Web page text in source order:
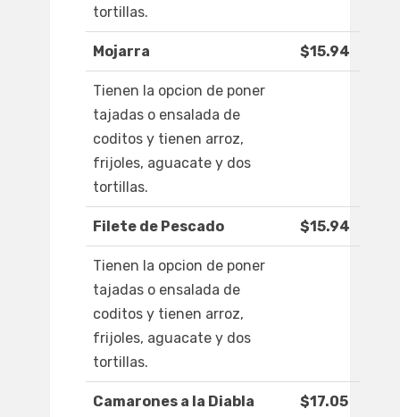
tortillas.
Mojarra $15.94
Tienen la opcion de poner
tajadas o ensalada de
coditos y tienen arroz,
frijoles, aguacate y dos
tortillas.
Filete de Pescado $15.94
Tienen la opcion de poner
tajadas o ensalada de
coditos y tienen arroz,
frijoles, aguacate y dos
tortillas.
Camarones a la Diabla $17.05